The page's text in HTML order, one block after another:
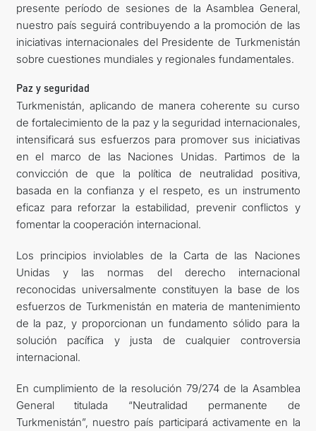
presente período de sesiones de la Asamblea General,
nuestro país seguirá contribuyendo a la promoción de las
iniciativas internacionales del Presidente de Turkmenistán
sobre cuestiones mundiales y regionales fundamentales.
Paz y seguridad
Turkmenistán, aplicando de manera coherente su curso
de fortalecimiento de la paz y la seguridad internacionales,
intensificará sus esfuerzos para promover sus iniciativas
en el marco de las Naciones Unidas. Partimos de la
convicción de que la política de neutralidad positiva,
basada en la confianza y el respeto, es un instrumento
eficaz para reforzar la estabilidad, prevenir conflictos y
fomentar la cooperación internacional.
Los principios inviolables de la Carta de las Naciones
Unidas y las normas del derecho internacional
reconocidas universalmente constituyen la base de los
esfuerzos de Turkmenistán en materia de mantenimiento
de la paz, y proporcionan un fundamento sólido para la
solución pacífica y justa de cualquier controversia
internacional.
En cumplimiento de la resolución 79/274 de la Asamblea
General titulada “Neutralidad permanente de
Turkmenistán”, nuestro país participará activamente en la